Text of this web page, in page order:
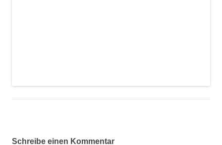
Schreibe einen Kommentar